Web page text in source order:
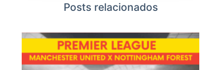
Posts relacionados